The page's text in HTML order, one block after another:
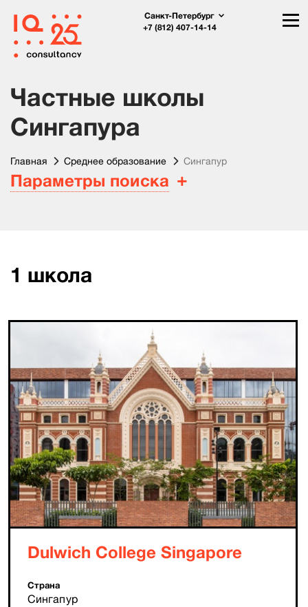
Санкт-Петербург
+7 (812) 407-14-14
Частные школы
Сингапура
Главная Среднее образование Сингапур
Параметры поиска
1 школа
Dulwich College Singapore
Страна
Сингапур